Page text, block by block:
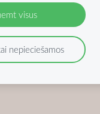
visus
nepieciešamos